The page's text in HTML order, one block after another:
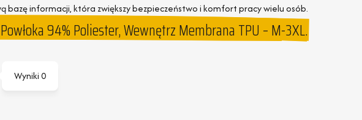
bazę informacji, która zwiększy bezpieczeństwo i komfort pracy wielu osób.
94% Poliester, Wewnętrz Membrana TPU – M-3XL.
Wyniki0